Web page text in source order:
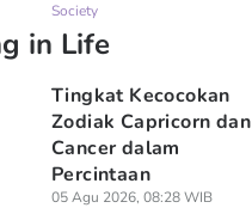
Society
in Life
Tingkat Kecocokan
Zodiak Capricorn dan
Cancer dalam
Percintaan
05 Agu 2026, 08:28 WIB